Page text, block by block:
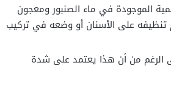
الموجودة في ماء الصنبور ومعجون
تنظيفه على الأسنان أو وضعه في تركيب
الرغم من أن هذا يعتمد على شدة